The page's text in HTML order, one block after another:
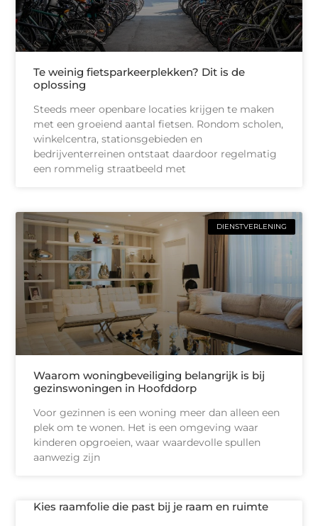
Te weinig fietsparkeerplekken? Dit is de
oplossing
Steeds meer openbare locaties krijgen te maken
met een groeiend aantal fietsen. Rondom scholen,
winkelcentra, stationsgebieden en
bedrijventerreinen ontstaat daardoor regelmatig
een rommelig straatbeeld met
DIENSTVERLENING
Waarom woningbeveiliging belangrijk is bij
gezinswoningen in Hoofddorp
Voor gezinnen is een woning meer dan alleen een
plek om te wonen. Het is een omgeving waar
kinderen opgroeien, waar waardevolle spullen
aanwezig zijn
Kies raamfolie die past bij je raam en ruimte